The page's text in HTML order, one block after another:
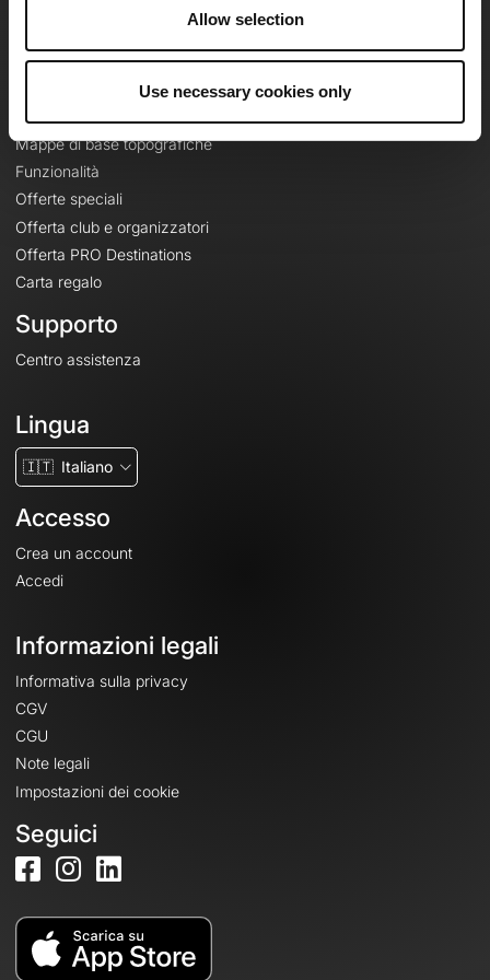
Allow selection
Use necessary cookies only
Le Mag'
Mappe di base topografiche
Funzionalità
Offerte speciali
Offerta club e organizzatori
Offerta PRO Destinations
Carta regalo
Supporto
Centro assistenza
Lingua
🇮🇹 Italiano
Accesso
Crea un account
Accedi
Informazioni legali
Informativa sulla privacy
CGV
CGU
Note legali
Impostazioni dei cookie
Seguici